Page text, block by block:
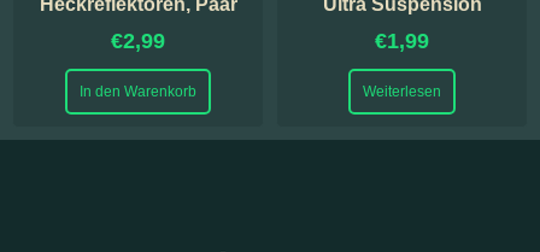
€2,99
In den Warenkorb
€1,99
Weiterlesen